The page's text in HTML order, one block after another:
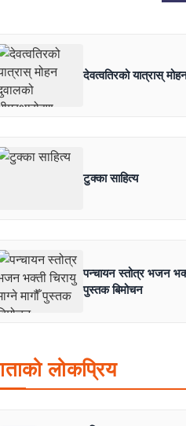
देवत्वतिरको यात्रास्
टुक्का साहित्य
पन्चायन स्तोत्र भजन
पुस्तक बिमोचन
लोकप्रिय